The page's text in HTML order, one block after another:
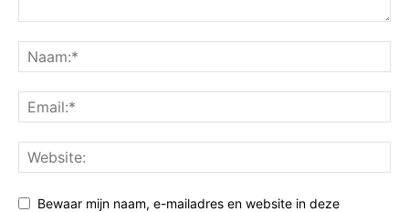
Bewaar mijn naam, e-mailadres en website in deze